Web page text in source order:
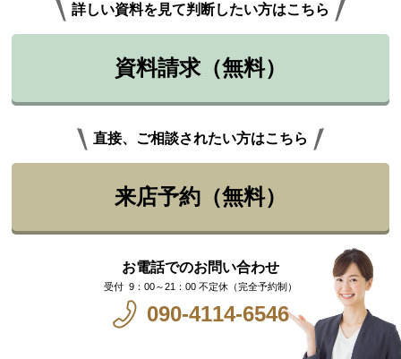
詳しい資料を見て判断したい方はこちら
資料請求（無料）
直接、ご相談されたい方はこちら
来店予約（無料）
お電話でのお問い合わせ
9：00～21：00 不定休（完全予約制）
090-4114-6546